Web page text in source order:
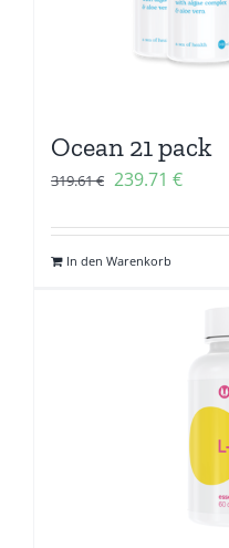
Ocean 21 pack
319.61€ Ursprünglicher
war:
319.61 €
239.71 €
ist:
In den Warenkorb